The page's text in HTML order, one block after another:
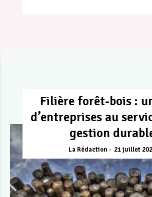
Filière forêt-bois :
d’entreprises au
gestion
La Rédaction 21 juillet